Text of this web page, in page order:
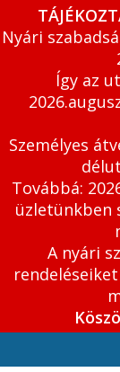
Nyári
Így az
Személyes
Továbbá:
üzletünkben
A nyári